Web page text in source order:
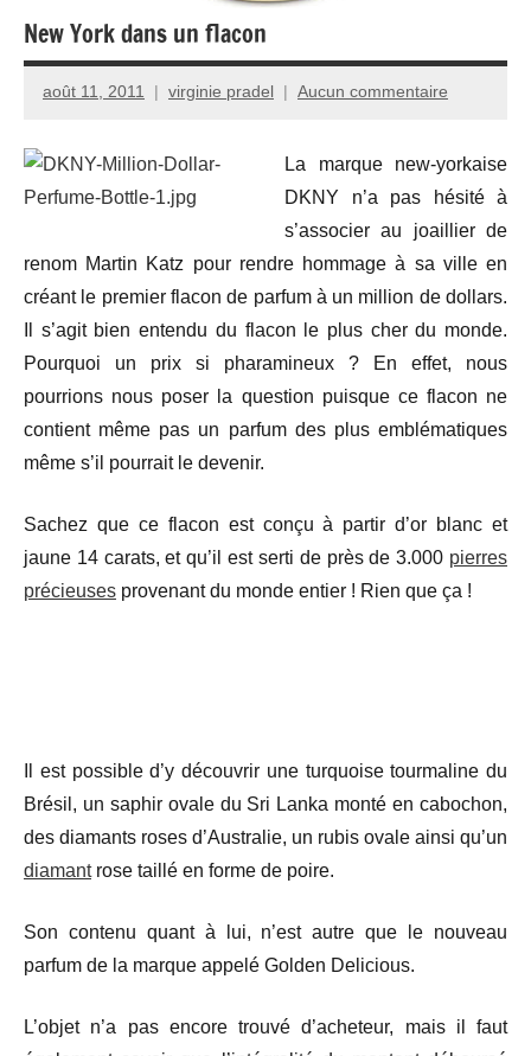
New York dans un flacon
août 11, 2011 virginie pradel Aucun commentaire
La marque new-yorkaise
DKNY n’a pas hésité à
s’associer au joaillier de
renom Martin Katz pour rendre hommage à sa ville en
créant le premier flacon de parfum à un million de dollars.
Il s’agit bien entendu du flacon le plus cher du monde.
Pourquoi un prix si pharamineux ? En effet, nous
pourrions nous poser la question puisque ce flacon ne
contient même pas un parfum des plus emblématiques
même s’il pourrait le devenir.
Sachez que ce flacon est conçu à partir d’or blanc et
jaune 14 carats, et qu’il est serti de près de 3.000 pierres
précieuses provenant du monde entier ! Rien que ça !
Il est possible d’y découvrir une turquoise tourmaline du
Brésil, un saphir ovale du Sri Lanka monté en cabochon,
des diamants roses d’Australie, un rubis ovale ainsi qu’un
diamantrose taillé en forme de poire.
Son contenu quant à lui, n’est autre que le nouveau
parfum de la marque appelé Golden Delicious.
L’objet n’a pas encore trouvé d’acheteur, mais il faut